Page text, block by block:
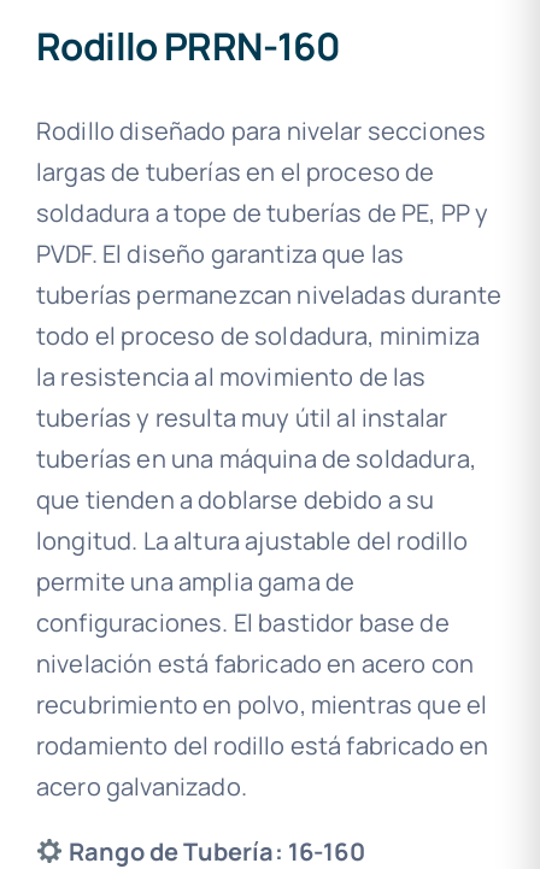
Rodillo PRRN-160
Rodillo diseñado para nivelar secciones
largas de tuberías en el proceso de
soldadura a tope de tuberías de PE, PP y
PVDF. El diseño garantiza que las
tuberías permanezcan niveladas durante
todo el proceso de soldadura, minimiza
la resistencia al movimiento de las
tuberías y resulta muy útil al instalar
tuberías en una máquina de soldadura,
que tienden a doblarse debido a su
longitud. La altura ajustable del rodillo
permite una amplia gama de
configuraciones. El bastidor base de
nivelación está fabricado en acero con
recubrimiento en polvo, mientras que el
rodamiento del rodillo está fabricado en
acero galvanizado.
Rango de Tubería: 16-160